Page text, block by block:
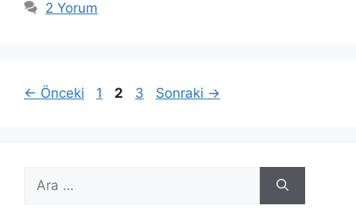
2 Yorum
← Önceki Sayfa
1 Sayfa
2 Sayfa
3 Sonraki →
ara